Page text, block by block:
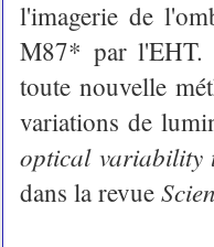
l'imagerie de
M87* par l'EHT.
toute nouvelle
variations de
optical variability
dans la revue